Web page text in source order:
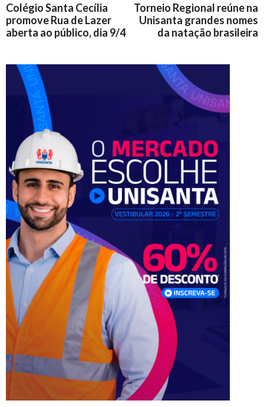
Colégio Santa Cecília
promove Rua de Lazer
aberta ao público, dia 9/4
Torneio Regional reúne na
Unisanta grandes nomes
da natação brasileira